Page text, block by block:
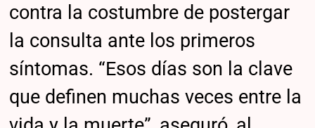
contra la costumbre de postergar
la consulta ante los primeros
síntomas. “Esos días son la clave
que definen muchas veces entre la